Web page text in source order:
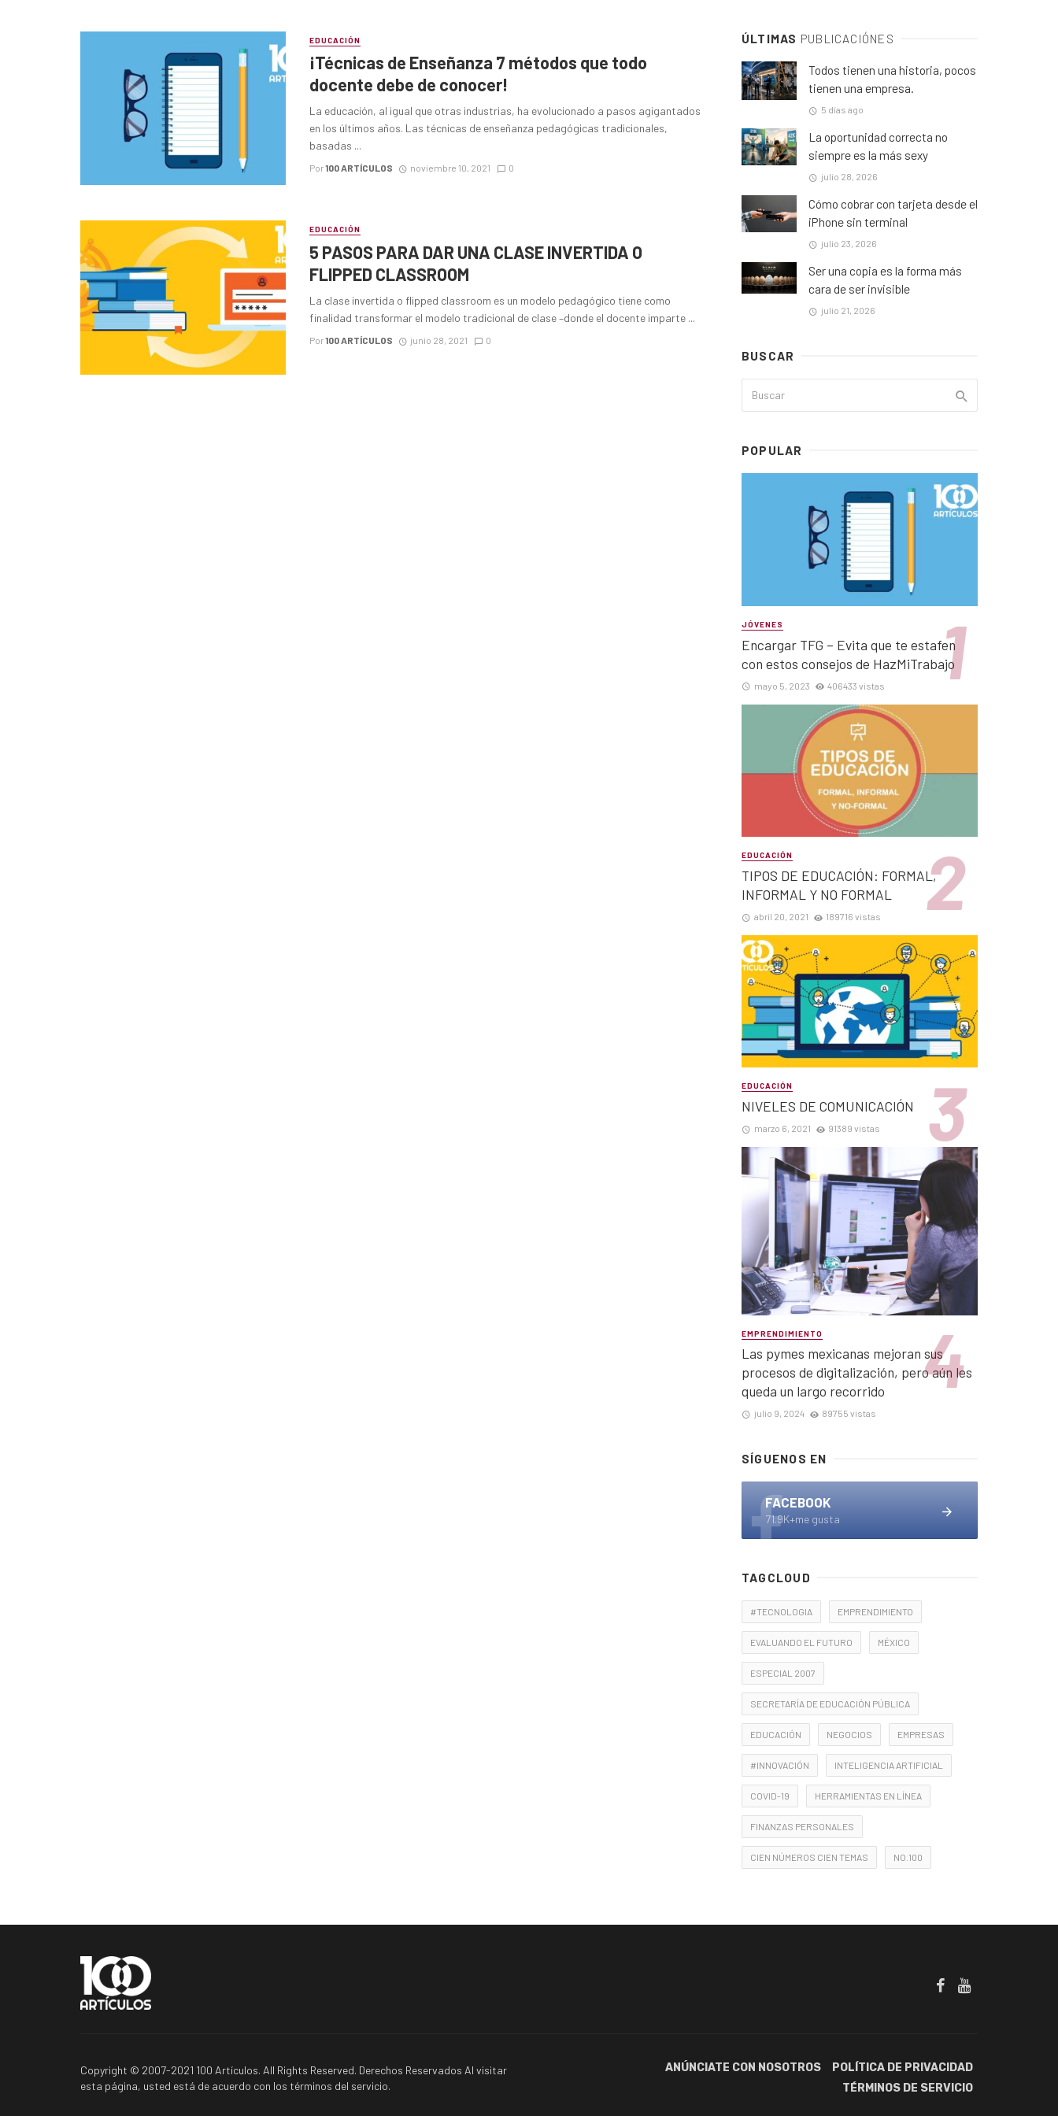
EDUCACIÓN
¡Técnicas de Enseñanza 7 métodos que todo
docente debe de conocer!
La educación, al igual que otras industrias, ha evolucionado a pasos agigantados
en los últimos años. Las técnicas de enseñanza pedagógicas tradicionales,
basadas ...
Por100 ARTÍCULOS noviembre 10, 2021 0
EDUCACIÓN
5 PASOS PARA DAR UNA CLASE INVERTIDA O
FLIPPED CLASSROOM
La clase invertida o flipped classroom es un modelo pedagógico tiene como
finalidad transformar el modelo tradicional de clase –donde el docente imparte ...
Por100 ARTÍCULOS junio 28, 2021 0
ÚLTIMAS PUBLICACIÓNES
Todos tienen una historia, pocos
tienen una empresa.
5 días ago
La oportunidad correcta no
siempre es la más sexy
julio 28, 2026
Cómo cobrar con tarjeta desde el
iPhone sin terminal
julio 23, 2026
Ser una copia es la forma más
cara de ser invisible
julio 21, 2026
BUSCAR
POPULAR
JÓVENES
Encargar TFG – Evita que te estafen
con estos consejos de HazMiTrabajo
mayo 5, 2023 406433 vistas
EDUCACIÓN
TIPOS DE EDUCACIÓN: FORMAL,
INFORMAL Y NO FORMAL
abril 20, 2021 189716 vistas
EDUCACIÓN
NIVELES DE COMUNICACIÓN
marzo 6, 2021 91389 vistas
EMPRENDIMIENTO
Las pymes mexicanas mejoran sus
procesos de digitalización, pero aún les
queda un largo recorrido
julio 9, 2024 89755 vistas
SÍGUENOS EN
FACEBOOK
71.9K+me gusta
TAGCLOUD
#TECNOLOGIA EMPRENDIMIENTO
EVALUANDO EL FUTURO MÉXICO
ESPECIAL 2007
SECRETARÍA DE EDUCACIÓN PÚBLICA
EDUCACIÓN NEGOCIOS EMPRESAS
#INNOVACIÓN INTELIGENCIA ARTIFICIAL
COVID-19 HERRAMIENTAS EN LÍNEA
FINANZAS PERSONALES
CIEN NÚMEROS CIEN TEMAS NO.100
Copyright © 2007-2021 100 Artículos. All Rights Reserved. Derechos Reservados Al visitar
esta página, usted está de acuerdo con los términos del servicio.
ANÚNCIATE CON NOSOTROS
POLÍTICA DE PRIVACIDAD
TÉRMINOS DE SERVICIO